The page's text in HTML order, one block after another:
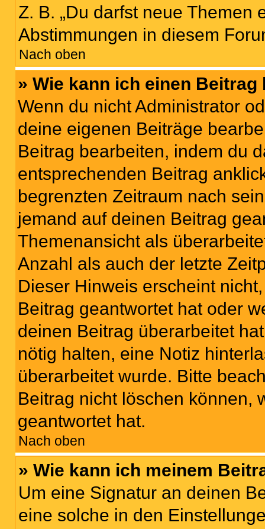
Z. B. „Du darfst neue Themen
Abstimmungen in diesem
Nach oben
» Wie kann ich einen
Wenn du nicht Administrator
deine eigenen Beiträge
Beitrag bearbeiten, indem du
entsprechenden Beitrag
begrenzten Zeitraum nach
jemand auf deinen Beitrag
Themenansicht als
Anzahl als auch der letzte
Dieser Hinweis erscheint
Beitrag geantwortet hat oder
deinen Beitrag überarbeitet
nötig halten, eine Notiz
überarbeitet wurde. Bitte
Beitrag nicht löschen können,
geantwortet hat.
Nach oben
» Wie kann ich meinem
Um eine Signatur an deinen
eine solche in den